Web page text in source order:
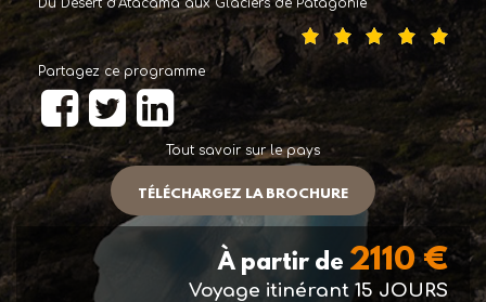
Du Désert d’Atacama aux Glaciers de Patagonie
Partagez ce programme
Tout savoir sur le pays
TÉLÉCHARGEZ LA BROCHURE
À partir de 2110 €
Voyage itinérant 15 JOURS